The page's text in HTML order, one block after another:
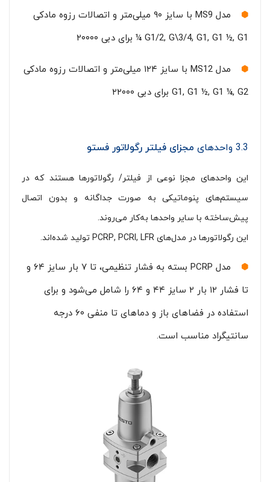
مدل MS9 با سایز ۹۰ میلی‌متر و اتصالات رزوه مادکی
G1/2, G\3/4, G1, G1 ½, G1 ¼ برای دبی ۲۰۰۰۰
مدل MS12 با سایز ۱۲۴ میلی‌متر و اتصالات رزوه مادکی
G1, G1 ½, G1 ¼, G2 برای دبی ۲۲۰۰۰
3.3 واحدهای مجزای فیلتر رگولاتور فستو
این واحدهای مجزا نوعی از فیلتر/ رگولاتورها هستند که در
سیستم‌های پنوماتیکی به صورت جداگانه و بدون اتصال
پیش‌ساخته با سایر واحدها به‌کار می‌روند.
این رگولاتورها در مدل‌های PCRP, PCRI, LFR تولید شده‌اند.
مدل PCRP بسته به فشار تنظیمی، تا ۷ بار سایز ۶۴ و
تا فشار ۱۲ بار ۲ سایز ۴۴ و ۶۴ را شامل می‌شود و برای
استفاده در فضاهای باز و دماهای تا منفی ۶۰ درجه
سانتیگراد مناسب است.